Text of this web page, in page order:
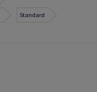
Standard